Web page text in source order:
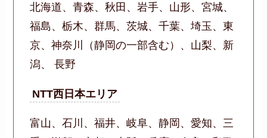
北海道、青森、秋田、岩手、山形、宮城、
福島、栃木、群馬、茨城、千葉、埼玉、東
京、神奈川（静岡の一部含む）、山梨、新
潟、 長野
NTT西日本エリア
富山、石川、福井、岐阜、静岡、愛知、三